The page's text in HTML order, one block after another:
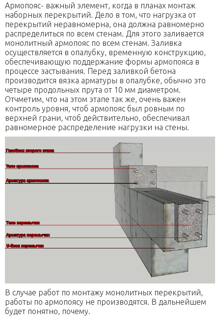
Армопояс- важный элемент, когда в планах монтаж
наборных перекрытий. Дело в том, что нагрузка от
перекрытий неравномерна, она должна равномерно
распределиться по всем стенам. Для этого заливается
монолитный армопояс по всем стенам. Заливка
осуществляется в опалубку, временную конструкцию,
обеспечивающую поддержание формы армопояса в
процессе застывания. Перед заливкой бетона
производится вязка арматуры в опалубке, обычно это
четыре продольных прута от 10 мм диаметром.
Отчметим, что на этом этапе так же, очень важен
контроль уровня, чтоб армопояс был ровным по
верхней грани, чтоб действительно, обеспечивал
равномерное распределение нагрузки на стены.
В случае работ по монтажу монолитных перекрытий,
работы по армопоясу не производятся. В дальнейшем
будет понятно, почему.